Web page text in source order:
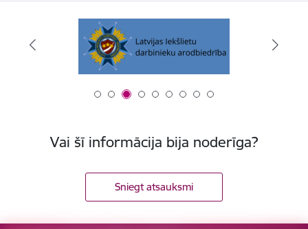
Vai šī informācija bija noderīga?
Sniegt atsauksmi